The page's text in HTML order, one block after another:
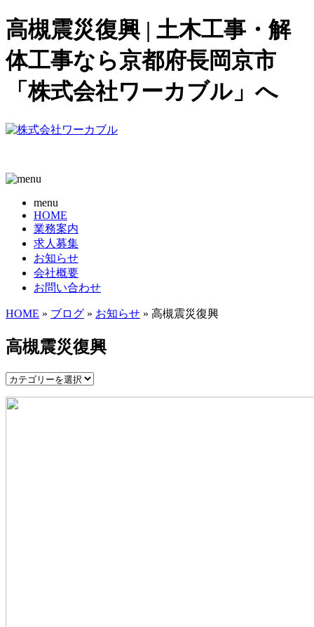
高槻震災復興 | 土木工事・解
体工事なら京都府長岡京市
「株式会社ワーカブル」へ
menu
HOME
業務案内
求人募集
お知らせ
会社概要
お問い合わせ
HOME » ブログ » お知らせ » 高槻震災復興
高槻震災復興